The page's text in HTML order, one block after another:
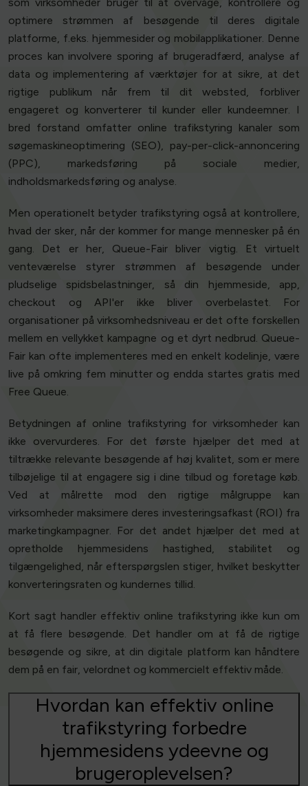
som virksomheder bruger til at overvåge, kontrollere og
optimere strømmen af besøgende til deres digitale
platforme, f.eks. hjemmesider og mobilapplikationer. Denne
proces kan involvere sporing af brugeradfærd, analyse af
data og implementering af værktøjer for at sikre, at det
rigtige publikum når frem til dit websted, forbliver
engageret og konverterer til kunder eller kundeemner. I
bred forstand omfatter online trafikstyring kanaler som
søgemaskineoptimering (SEO), pay-per-click-annoncering
(PPC), markedsføring på sociale medier,
indholdsmarkedsføring og analyse.
Men operationelt betyder trafikstyring også at kontrollere,
hvad der sker, når der kommer for mange mennesker på én
gang. Det er her, Queue-Fair bliver vigtig. Et virtuelt
venteværelse styrer strømmen af besøgende under
pludselige spidsbelastninger, så din hjemmeside, app,
checkout og API'er ikke bliver overbelastet. For
organisationer på virksomhedsniveau er det ofte forskellen
mellem en vellykket kampagne og et dyrt nedbrud. Queue-
Fair kan ofte implementeres med en enkelt kodelinje, være
live på omkring fem minutter og endda startes gratis med
Free Queue.
Betydningen af online trafikstyring for virksomheder kan
ikke overvurderes. For det første hjælper det med at
tiltrække relevante besøgende af høj kvalitet, som er mere
tilbøjelige til at engagere sig i dine tilbud og foretage køb.
Ved at målrette mod den rigtige målgruppe kan
virksomheder maksimere deres investeringsafkast (ROI) fra
marketingkampagner. For det andet hjælper det med at
opretholde hjemmesidens hastighed, stabilitet og
tilgængelighed, når efterspørgslen stiger, hvilket beskytter
konverteringsraten og kundernes tillid.
Kort sagt handler effektiv online trafikstyring ikke kun om
at få flere besøgende. Det handler om at få de rigtige
besøgende og sikre, at din digitale platform kan håndtere
dem på en fair, velordnet og kommercielt effektiv måde.
Hvordan kan effektiv online
trafikstyring forbedre
hjemmesidens ydeevne og
brugeroplevelsen?